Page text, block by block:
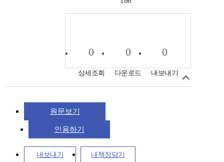
0
상세조회
0
다운로드
0
내보내기
원문보기
인용하기
내보내기 내책장담기